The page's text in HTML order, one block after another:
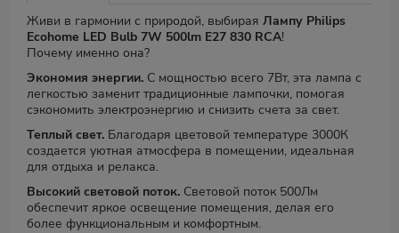
Живи в гармонии с природой, выбирая Лампу Philips
Ecohome LED Bulb 7W 500lm E27 830 RCA!
Почему именно она?
Экономия энергии. С мощностью всего 7Вт, эта лампа с
легкостью заменит традиционные лампочки, помогая
сэкономить электроэнергию и снизить счета за свет.
Теплый свет. Благодаря цветовой температуре 3000К
создается уютная атмосфера в помещении, идеальная
для отдыха и релакса.
Высокий световой поток. Световой поток 500Лм
обеспечит яркое освещение помещения, делая его
более функциональным и комфортным.